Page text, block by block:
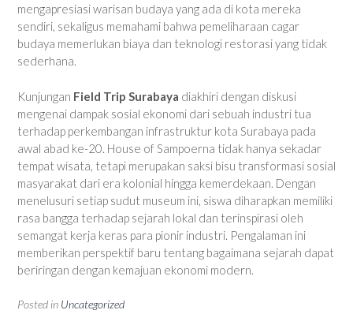
mengapresiasi warisan budaya yang ada di kota mereka
sendiri, sekaligus memahami bahwa pemeliharaan cagar
budaya memerlukan biaya dan teknologi restorasi yang tidak
sederhana.
Kunjungan Field Trip Surabaya diakhiri dengan diskusi
mengenai dampak sosial ekonomi dari sebuah industri tua
terhadap perkembangan infrastruktur kota Surabaya pada
awal abad ke-20. House of Sampoerna tidak hanya sekadar
tempat wisata, tetapi merupakan saksi bisu transformasi sosial
masyarakat dari era kolonial hingga kemerdekaan. Dengan
menelusuri setiap sudut museum ini, siswa diharapkan memiliki
rasa bangga terhadap sejarah lokal dan terinspirasi oleh
semangat kerja keras para pionir industri. Pengalaman ini
memberikan perspektif baru tentang bagaimana sejarah dapat
beriringan dengan kemajuan ekonomi modern.
Posted in Uncategorized